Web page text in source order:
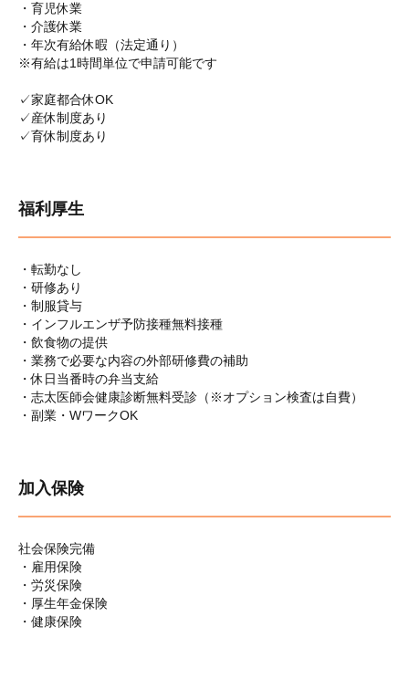
・育児休業
・介護休業
・年次有給休暇（法定通り）
※有給は1時間単位で申請可能です
✓家庭都合休OK
✓産休制度あり
✓育休制度あり
福利厚生
・転勤なし
・研修あり
・制服貸与
・インフルエンザ予防接種無料接種
・飲食物の提供
・業務で必要な内容の外部研修費の補助
・休日当番時の弁当支給
・志太医師会健康診断無料受診（※オプション検査は自費）
・副業・WワークOK
加入保険
社会保険完備
・雇用保険
・労災保険
・厚生年金保険
・健康保険